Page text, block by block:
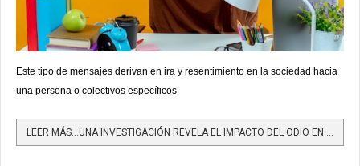
Este tipo de mensajes derivan en ira y resentimiento en la sociedad hacia
una persona o colectivos específicos